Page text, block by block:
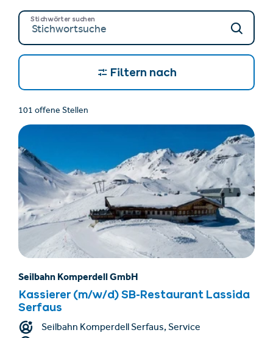
Stichwörter suchen
Filtern nach
101 offene Stellen
Seilbahn Komperdell GmbH
Kassierer (m/w/d) SB-Restaurant Lassida
Serfaus
Seilbahn Komperdell Serfaus, Service